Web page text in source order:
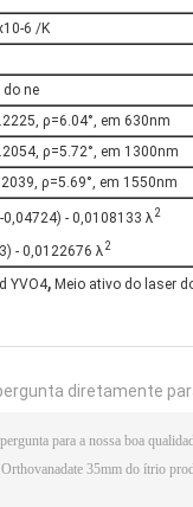
6 /K
ne
ρ=6.04°, em 630nm
ρ=5.72°, em 1300nm
ρ=5.69°, em 1550nm
- 0,0108133 λ2
- 0,0122676 λ2
YVO4, Meio ativo do laser
diretamente